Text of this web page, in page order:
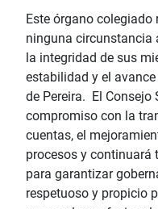
Este órgano
ninguna circunstancia
la integridad de sus
estabilidad y el
de Pereira. El Consejo
compromiso con la
cuentas, el
procesos y continuará
para garantizar
respetuoso y propicio